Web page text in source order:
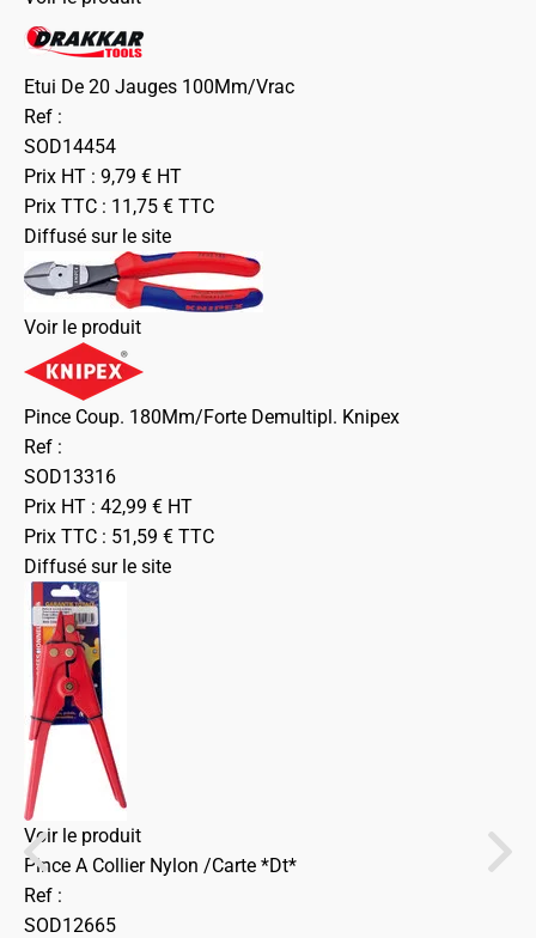
Etui De 20 Jauges 100Mm/Vrac
Ref :
SOD14454
Prix HT : 9,79 € HT
Prix TTC : 11,75 € TTC
Diffusé sur le site
Voir le produit
Pince Coup. 180Mm/Forte Demultipl. Knipex
Ref :
SOD13316
Prix HT : 42,99 € HT
Prix TTC : 51,59 € TTC
Diffusé sur le site
Voir le produit
Pince A Collier Nylon /Carte *Dt*
Ref :
SOD12665